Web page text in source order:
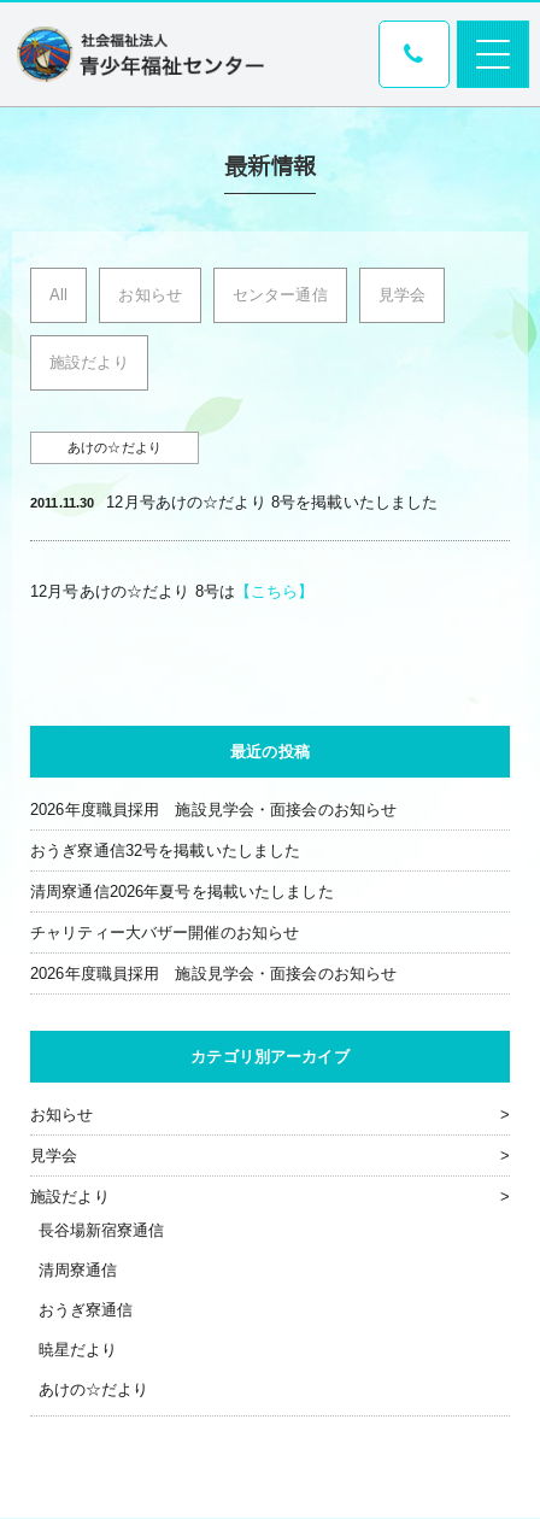
最新情報
All お知らせ センター通信 見学会
施設だより
あけの☆だより
2011.11.30 12月号あけの☆だより 8号を掲載いたしました
12月号あけの☆だより 8号は 【こちら】
最近の投稿
2026年度職員採用 施設見学会・面接会のお知らせ
おうぎ寮通信32号を掲載いたしました
清周寮通信2026年夏号を掲載いたしました
チャリティー大バザー開催のお知らせ
2026年度職員採用 施設見学会・面接会のお知らせ
カテゴリ別アーカイブ
お知らせ
見学会
施設だより
長谷場新宿寮通信
清周寮通信
おうぎ寮通信
暁星だより
あけの☆だより